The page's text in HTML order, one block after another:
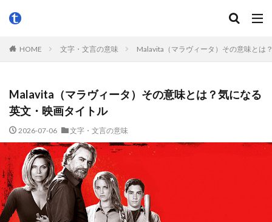
HOME 文字・文言の意味 Malavita（マラヴィータ）その意味とは
Malavita（マラヴィータ）その意味とは？気になる
英文・映画タイトル
2026-07-06 文字・文言の意味